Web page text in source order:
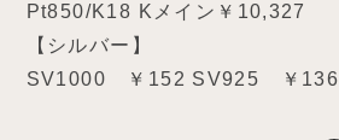
Pt850/K18 Kメイン￥10,327
【シルバー】
SV1000 ￥152 SV925 ￥136